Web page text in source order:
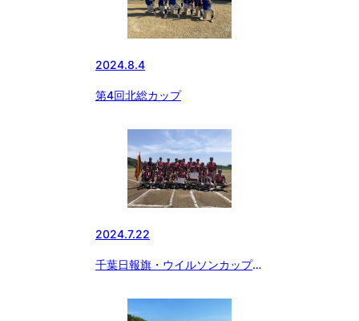
2024.8.4
第4回北総カップ
2024.7.22
千葉日報旗・ウイルソンカップ争
会 中学生の部 京葉ボーイズ優